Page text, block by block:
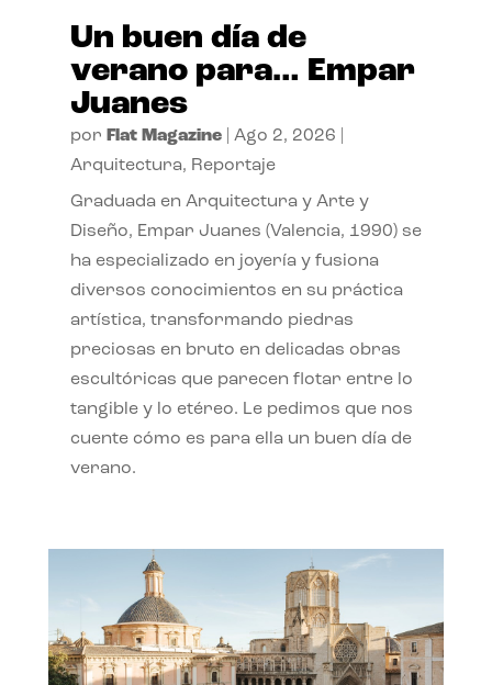
Un buen día de
verano para… Empar
Juanes
por Flat Magazine| Ago 2, 2026
Arquitectura, Reportaje
Graduada en Arquitectura y Arte y
Diseño, Empar Juanes (Valencia, 1990) se
ha especializado en joyería y fusiona
diversos conocimientos en su práctica
artística, transformando piedras
preciosas en bruto en delicadas obras
escultóricas que parecen flotar entre lo
tangible y lo etéreo. Le pedimos que nos
cuente cómo es para ella un buen día de
verano.